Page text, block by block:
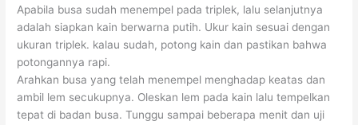
Apabila busa sudah menempel pada triplek, lalu selanjutnya
adalah siapkan kain berwarna putih. Ukur kain sesuai dengan
ukuran triplek. kalau sudah, potong kain dan pastikan bahwa
potongannya rapi.
Arahkan busa yang telah menempel menghadap keatas dan
ambil lem secukupnya. Oleskan lem pada kain lalu tempelkan
tepat di badan busa. Tunggu sampai beberapa menit dan uji